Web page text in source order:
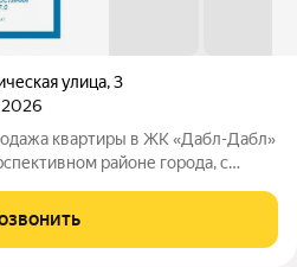
улица,3
2026
квартиры в ЖК «Дабл-Дабл»
районе города, с
массивами, и одновременно